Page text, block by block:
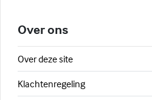
Over ons
Over deze site
Klachtenregeling